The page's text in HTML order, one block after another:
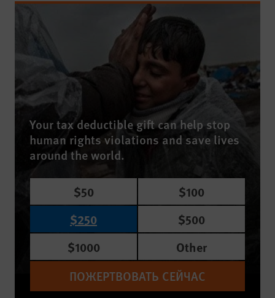
Your tax deductible gift can help stop
human rights violations and save lives
around the world.
$50
$100
$250
$500
$1000
Other
ПОЖЕРТВОВАТЬ СЕЙЧАС